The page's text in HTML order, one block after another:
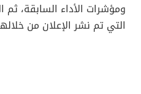
ومؤشرات الأداء السابقة،
التي تم نشر الإعلان من